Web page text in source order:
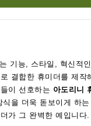
기능, 스타일, 혁신적
결합한 휴미더를 제작
이 선호하는 아도리니
을 더욱 돋보이게 하
가 그 완벽한 예입니다.